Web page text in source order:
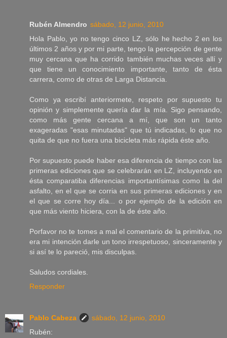
Rubén Almendro sábado, 12 junio, 2010
Hola Pablo, yo no tengo cinco LZ, sólo he hecho 2 en los
últimos 2 años y por mi parte, tengo la percepción de gente
muy cercana que ha corrido también muchas veces allí y
que tiene un conocimiento importante, tanto de ésta
carrera, como de otras de Larga Distancia.
Como ya escribí anteriormete, respeto por supuesto tu
opinión y simplemente quería dar la mía. Sigo pensando,
como más gente cercana a mí, que son un tanto
exageradas "esas minutadas" que tú indicadas, lo que no
quita de que no fuera una bicicleta más rápida éste año.
Por supuesto puede haber esa diferencia de tiempo con las
primeras ediciones que se celebrarán en LZ, incluyendo en
ésta comparatiba diferencias importantísimas como la del
asfalto, en el que se corria en sus primeras ediciones y en
el que se corre hoy día... o por ejemplo de la edición en
que más viento hiciera, con la de éste año.
Porfavor no te tomes a mal el comentario de la primitiva, no
era mi intención darle un tono irrespetuoso, sinceramente y
si así te lo pareció, mis disculpas.
Saludos cordiales.
Responder
Pablo Cabeza
sábado, 12 junio, 2010
Rubén: